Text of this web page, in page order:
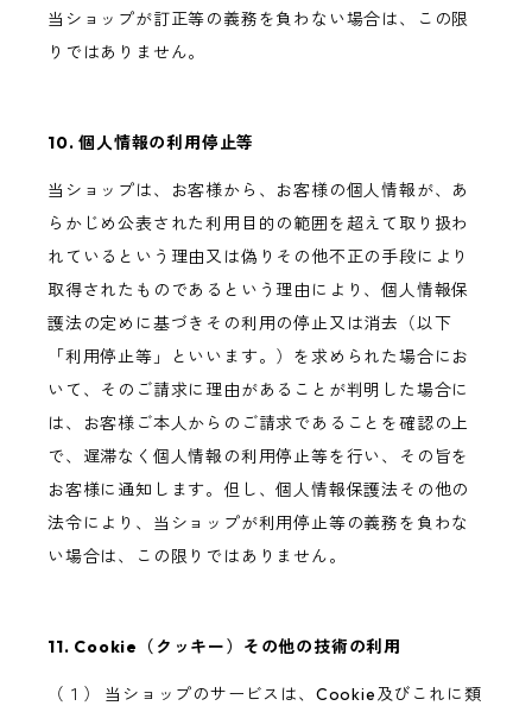
当ショップが訂正等の義務を負わない場合は、この限
りではありません。
10. 個人情報の利用停止等
当ショップは、お客様から、お客様の個人情報が、あ
らかじめ公表された利用目的の範囲を超えて取り扱わ
れているという理由又は偽りその他不正の手段により
取得されたものであるという理由により、個人情報保
護法の定めに基づきその利用の停止又は消去（以下
「利用停止等」といいます。）を求められた場合にお
いて、そのご請求に理由があることが判明した場合に
は、お客様ご本人からのご請求であることを確認の上
で、遅滞なく個人情報の利用停止等を行い、その旨を
お客様に通知します。但し、個人情報保護法その他の
法令により、当ショップが利用停止等の義務を負わな
い場合は、この限りではありません。
11. Cookie（クッキー）その他の技術の利用
（１） 当ショップのサービスは、Cookie及びこれに類